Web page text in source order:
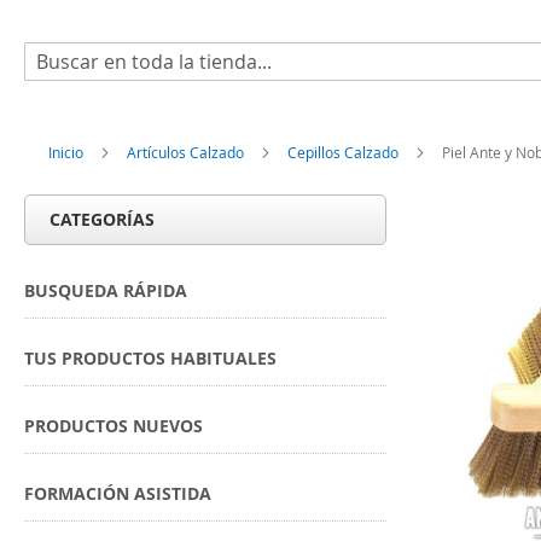
Buscar
Inicio Artículos Calzado Cepillos Calzado Piel Ante y
CATEGORÍAS
BUSQUEDA RÁPIDA
TUS PRODUCTOS HABITUALES
PRODUCTOS NUEVOS
FORMACIÓN ASISTIDA